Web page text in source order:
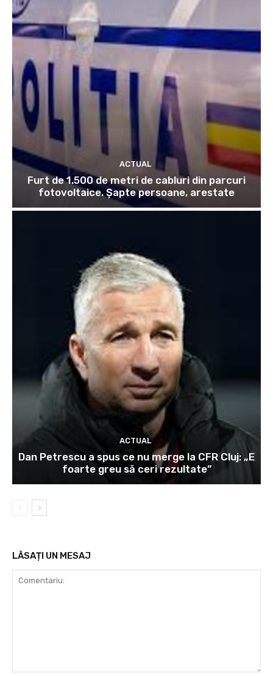
ACTUAL
Furt de 1.500 de metri de cabluri din parcuri
fotovoltaice. Șapte persoane, arestate
ACTUAL
Dan Petrescu a spus ce nu merge la CFR Cluj: „E
foarte greu să ceri rezultate”
LĂSAȚI UN MESAJ